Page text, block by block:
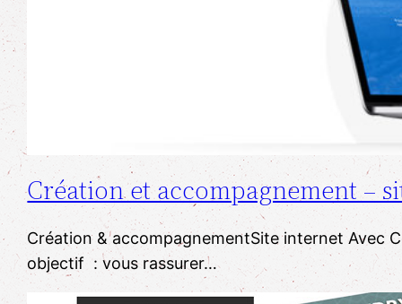
Création et accompagnement –
Création & accompagnementSite internet Avec
objectif : vous rassurer…